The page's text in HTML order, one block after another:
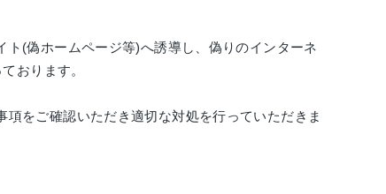
ト(偽ホームページ等)へ誘導し、偽りのインターネ
おります。
をご確認いただき適切な対処を⾏っていただきま